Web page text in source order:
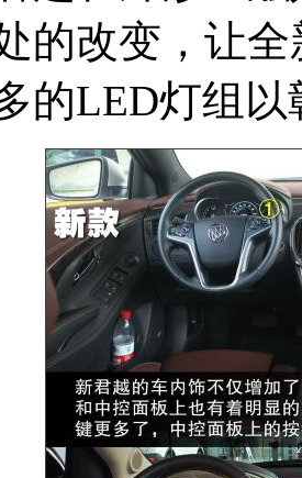
的改变，让
的LED灯组